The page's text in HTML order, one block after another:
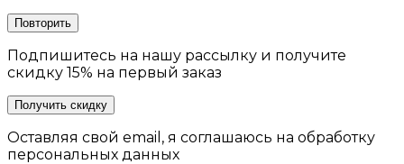
Повторить
Подпишитесь на нашу рассылку и получите
скидку 15% на первый заказ
Получить скидку
Оставляя свой email, я соглашаюсь на обработку
персональных данных